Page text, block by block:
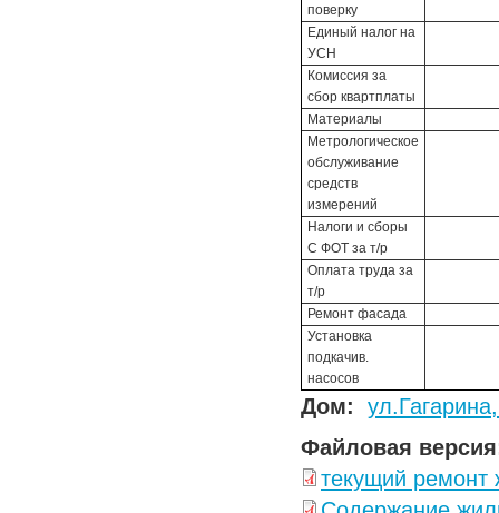
поверку
Единый налог на
УСН
Комиссия за
сбор квартплаты
Материалы
Метрологическое
обслуживание
средств
измерений
Налоги и сборы
С ФОТ за т/р
Оплата труда за
т/р
Ремонт фасада
Установка
подкачив.
насосов
Дом:
Файловая
текущий ремонт